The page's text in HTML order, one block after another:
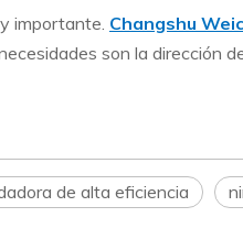
importante. Changshu
son la dirección
de alta eficiencia